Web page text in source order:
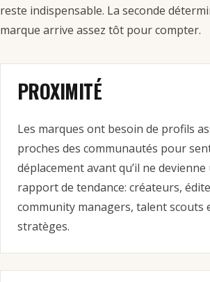
reste indispensable. La seconde
marque arrive assez tôt pour compter.
PROXIMITÉ
Les marques ont besoin de profils
proches des communautés pour
déplacement avant qu’il ne devienne
rapport de tendance: créateurs,
community managers, talent scouts
stratèges.